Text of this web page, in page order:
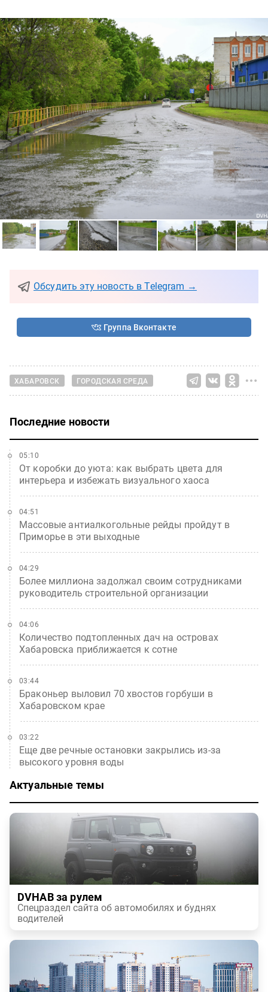
Обсудить эту новость в Telegram →
Группа Вконтакте
ХАБАРОВСК ГОРОДСКАЯ СРЕДА
Последние новости
От коробки до уюта: как выбрать цвета для
интерьера и избежать визуального хаоса
05:10
Массовые антиалкогольные рейды пройдут в
Приморье в эти выходные
04:51
Более миллиона задолжал своим сотрудниками
руководитель строительной организации
04:29
Количество подтопленных дач на островах
Хабаровска приближается к сотне
04:06
Браконьер выловил 70 хвостов горбуши в
Хабаровском крае
03:44
Еще две речные остановки закрылись из-за
высокого уровня воды
03:22
Актуальные темы
DVHAB за рулем
Спецраздел сайта об автомобилях и буднях
водителей